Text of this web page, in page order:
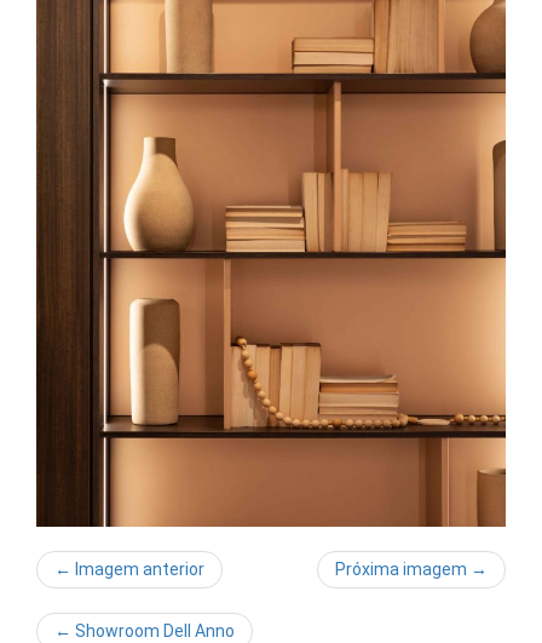
← Imagem anterior Próxima imagem →
← Showroom Dell Anno